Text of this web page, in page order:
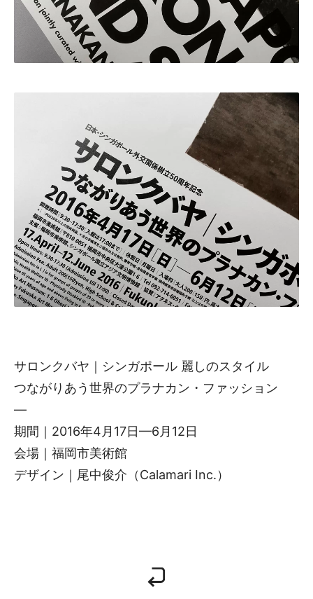
サロンクバヤ｜シンガポール 麗しのスタイル
つながりあう世界のプラナカン・ファッション
—
期間｜2016年4月17日—6月12日
会場｜福岡市美術館
デザイン｜尾中俊介（Calamari Inc.）